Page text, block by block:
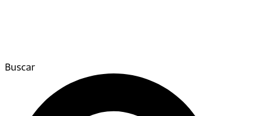
Buscar